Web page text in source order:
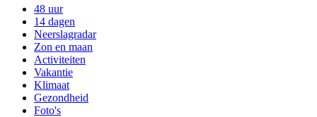
48 uur
14 dagen
Neerslagradar
Zon en maan
Activiteiten
Vakantie
Klimaat
Gezondheid
Foto's